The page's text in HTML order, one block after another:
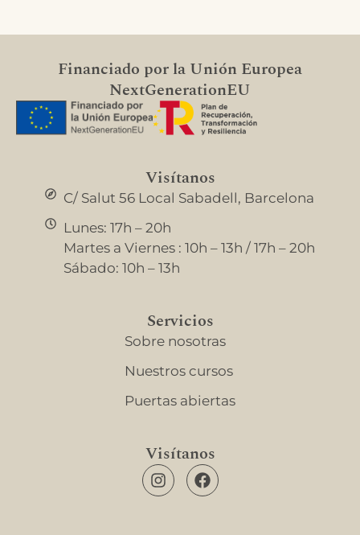
Financiado por la Unión Europea
NextGenerationEU
Visítanos
C/ Salut 56 Local Sabadell, Barcelona
Lunes: 17h – 20h
Martes a Viernes : 10h – 13h / 17h – 20h
Sábado: 10h – 13h
Servicios
Sobre nosotras
Nuestros cursos
Puertas abiertas
Visítanos